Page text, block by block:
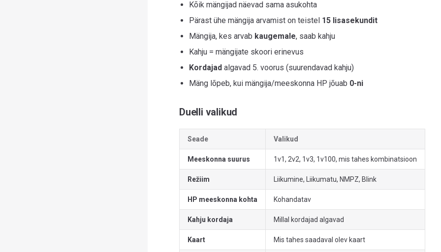
Kõik mängijad näevad sama asukohta
Pärast ühe mängija arvamist on teistel 15 lisasekundit
Mängija, kes arvab kaugemale, saab kahju
Kahju = mängijate skoori erinevus
Kordajad algavad 5. voorus (suurendavad kahju)
Mäng lõpeb, kui mängija/meeskonna HP jõuab 0-ni
Duelli valikud
Seade Valikud
Meeskonna suurus 1v1, 2v2, 1v3, 1v100, mis tahes kombinatsioon
Režiim Liikumine, Liikumatu, NMPZ, Blink
HP meeskonna kohta Kohandatav
Kahju kordaja Millal kordajad algavad
Kaart Mis tahes saadaval olev kaart